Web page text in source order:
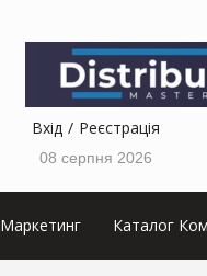
Вхід Реєстрація
08 серпня 2026
Маркетинг Каталог